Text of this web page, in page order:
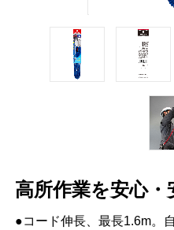
高所作業を安心・
●コード伸長、最長1.6m。